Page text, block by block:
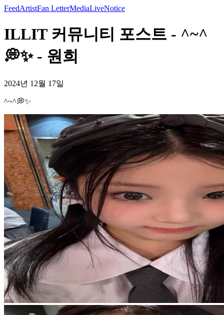
FeedArtistFan LetterMediaLiveNotice
ILLIT 커뮤니티 포스트 - ^~^
💭✨ - 원희
2024년 12월 17일
^~^💭✨